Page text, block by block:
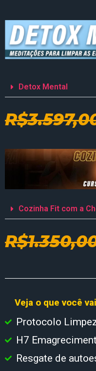
Detox Mental
Cozinha Fit com a
Veja o que você
Protocolo
H7
Resgate de